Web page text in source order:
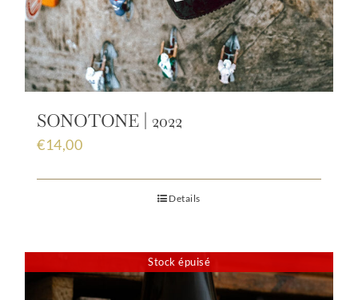
SONOTONE | 2022
€14,00
Details
Stock épuisé